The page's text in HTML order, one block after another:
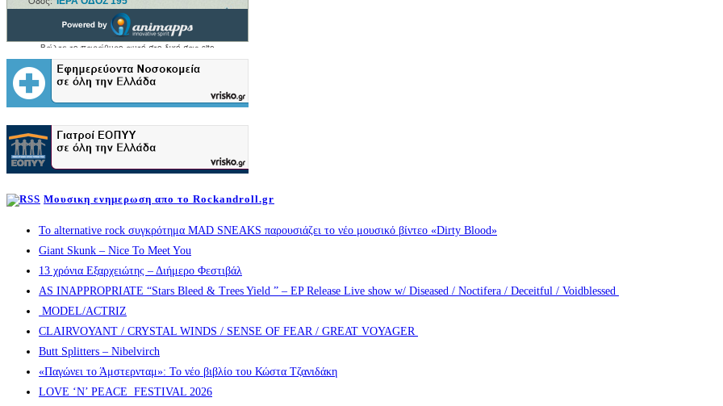
Μουσικη ενημερωση απο το Rockandroll.gr
Το alternative rock συγκρότημα MAD SNEAKS παρουσιάζει το νέο μουσικό βίντεο «Dirty Blood»
Giant Skunk – Nice To Meet You
13 χρόνια Εξαρχειώτης – Διήμερο Φεστιβάλ
AS INAPPROPRIATE “Stars Bleed & Trees Yield ” – EP Release Live show w/ Diseased / Noctifera / Deceitful / Voidblessed
MODEL/ACTRIZ
CLAIRVOYANT / CRYSTAL WINDS / SENSE OF FEAR / GREAT VOYAGER
Butt Splitters – Nibelvirch
«Παγώνει το Άμστερνταμ»: Το νέο βιβλίο του Κώστα Τζανιδάκη
LOVE ‘N’ PEACE FESTIVAL 2026